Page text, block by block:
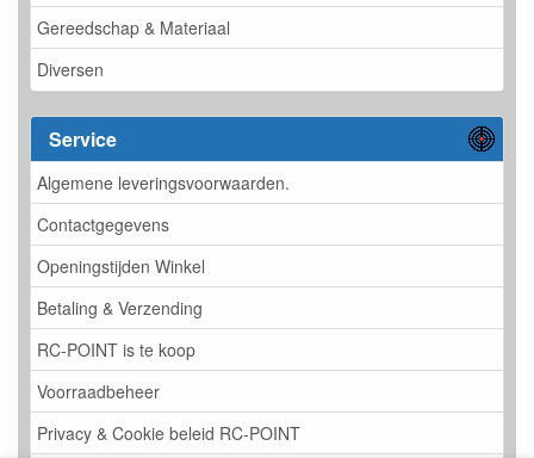
Gereedschap & Materiaal
Diversen
Service
Algemene leveringsvoorwaarden.
Contactgegevens
Openingstijden Winkel
Betaling & Verzending
RC-POINT is te koop
Voorraadbeheer
Privacy & Cookie beleid RC-POINT